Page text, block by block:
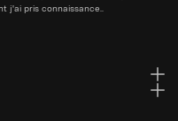
j'ai pris connaissance..